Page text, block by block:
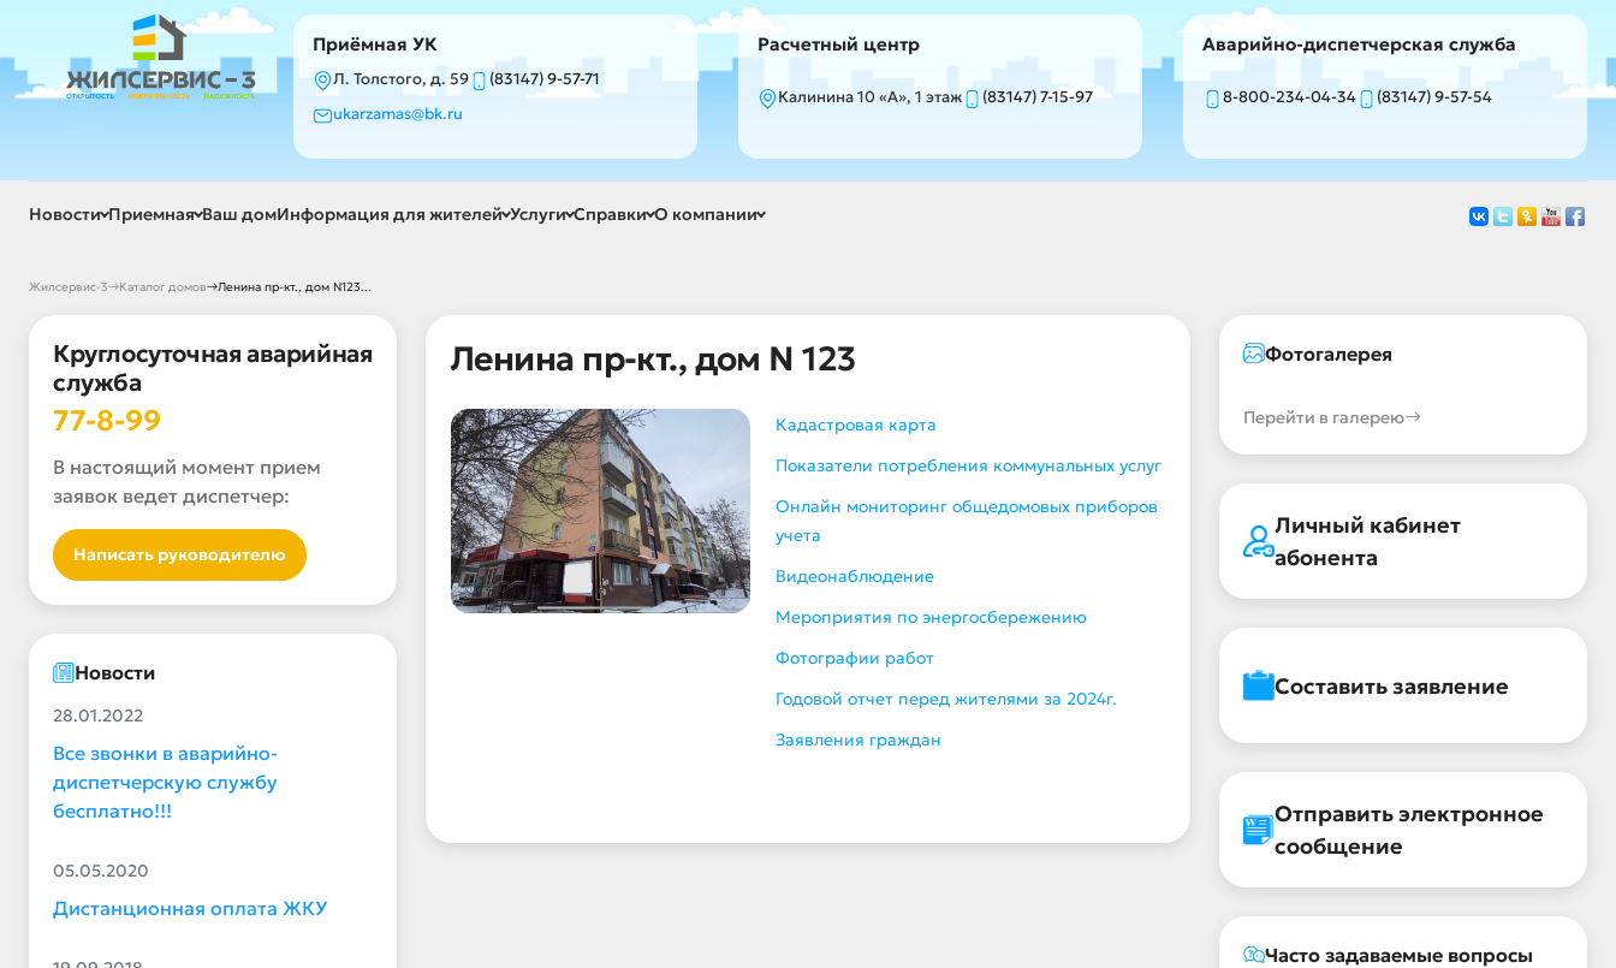
Приёмная УК
Л. Толстого, д. 59
(83147) 9-57-71
ukarzamas@bk.ru
Расчетный центр
Калинина 10 «А», 1 этаж (83147) 7-15-97
Аварийно-диспетчерская служба
8-800-234-04-34 (83147) 9-57-54
Новости Приемная Ваш домИнформация для жителей Услуги Справки О компании
Жилсервис-3→Каталог домов→Ленина пр-кт., дом N123...
Круглосуточная аварийная
служба
77-8-99
В настоящий момент прием
заявок ведет диспетчер:
Написать руководителю
Новости
28.01.2022
Все звонки в аварийно-
диспетчерскую службу
бесплатно!!!
05.05.2020
Дистанционная оплата ЖКУ
Ленина пр-кт., дом N 123
Кадастровая карта
Показатели потребления коммунальных услуг
Онлайн мониторинг общедомовых приборов
учета
Видеонаблюдение
Мероприятия по энергосбережению
Фотографии работ
Годовой отчет перед жителями за 2024г.
Заявления граждан
Фотогалерея
Перейти в галерею
Личный кабинет
абонента
Составить заявление
Отправить электронное
сообщение
Часто задаваемые вопросы